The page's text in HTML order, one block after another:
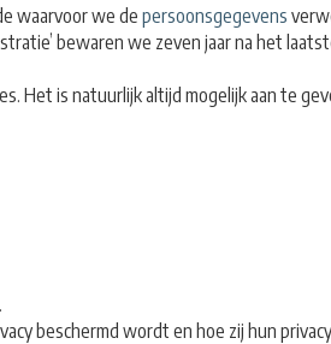
waarvoor we de persoonsgegevens
bewaren we zeven jaar na het
Het is natuurlijk altijd mogelijk aan te
beschermd wordt en hoe zij hun